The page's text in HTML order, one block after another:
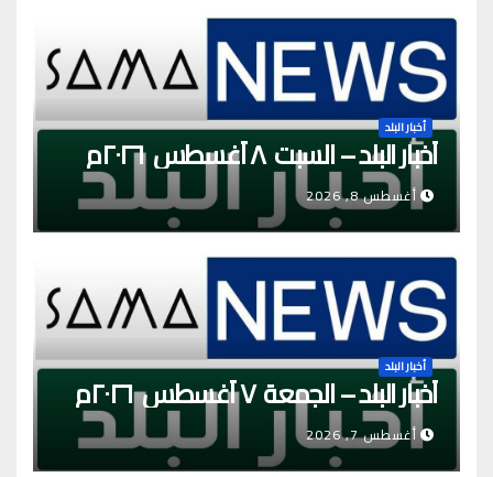
أخبار البلد
أخبار البلد – السبت ٨ أغسطس ٢٠٢٦م
أغسطس 8, 2026
أخبار البلد
أخبار البلد – الجمعة ٧ أغسطس ٢٠٢٦م
أغسطس 7, 2026